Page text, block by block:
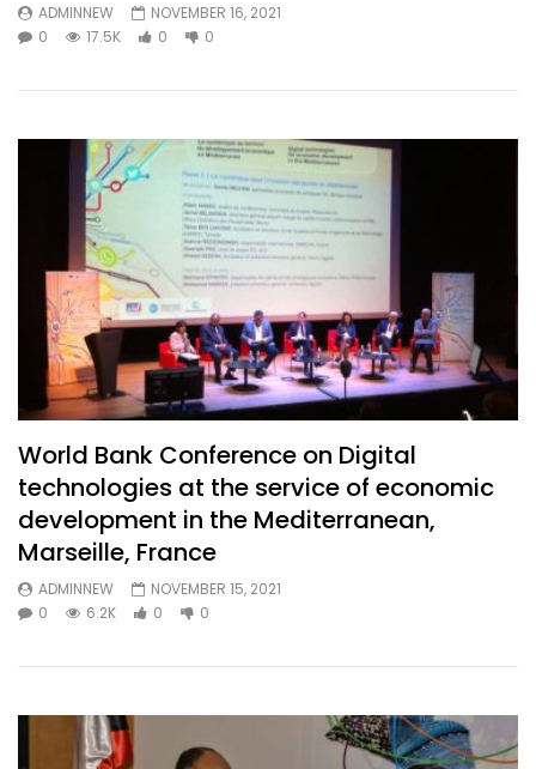
ADMINNEW
NOVEMBER 16, 2021
0
17.5K 0 0
World Bank Conference on Digital
technologies at the service of economic
development in the Mediterranean,
Marseille, France
ADMINNEW
NOVEMBER 15, 2021
0
6.2K 0 0